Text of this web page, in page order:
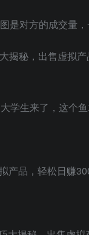
对方的成交量，
学生来了，这个